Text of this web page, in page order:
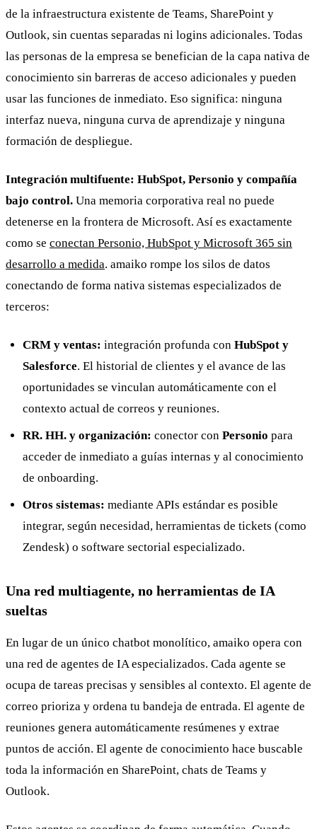
de la infraestructura existente de Teams, SharePoint y
Outlook, sin cuentas separadas ni logins adicionales. Todas
las personas de la empresa se benefician de la capa nativa de
conocimiento sin barreras de acceso adicionales y pueden
usar las funciones de inmediato. Eso significa: ninguna
interfaz nueva, ninguna curva de aprendizaje y ninguna
formación de despliegue.
Integración multifuente: HubSpot, Personio y compañía
bajo control. Una memoria corporativa real no puede
detenerse en la frontera de Microsoft. Así es exactamente
como se conectan Personio, HubSpot y Microsoft 365 sin
desarrollo a medida. amaiko rompe los silos de datos
conectando de forma nativa sistemas especializados de
terceros:
CRM y ventas: integración profunda con HubSpot y
Salesforce. El historial de clientes y el avance de las
oportunidades se vinculan automáticamente con el
contexto actual de correos y reuniones.
RR. HH. y organización: conector con Personio para
acceder de inmediato a guías internas y al conocimiento
de onboarding.
Otros sistemas: mediante APIs estándar es posible
integrar, según necesidad, herramientas de tickets (como
Zendesk) o software sectorial especializado.
Una red multiagente, no herramientas de IA
sueltas
En lugar de un único chatbot monolítico, amaiko opera con
una red de agentes de IA especializados. Cada agente se
ocupa de tareas precisas y sensibles al contexto. El agente de
correo prioriza y ordena tu bandeja de entrada. El agente de
reuniones genera automáticamente resúmenes y extrae
puntos de acción. El agente de conocimiento hace buscable
toda la información en SharePoint, chats de Teams y
Outlook.